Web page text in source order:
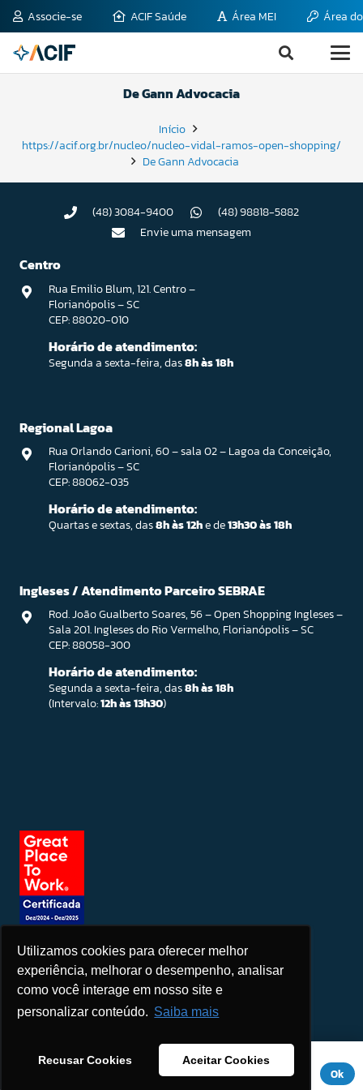
Utilizamos cookies para oferecer melhor
experiência, melhorar o desempenho, analisar
como você interage em nosso site e
personalizar conteúdo. Saiba mais
Recusar Cookies Aceitar Cookies
Associe-se ACIF Saúde Área MEI Área
De Gann Advocacia
Início
https://acif.org.br/nucleo/nucleo-vidal-ramos-open-shopping/
De Gann Advocacia
(48) 3084-9400
(48) 98818-5882
Envie uma mensagem
Centro
Rua Emilio Blum, 121. Centro –
Florianópolis – SC
CEP: 88020-010
Horário de atendimento:
Segunda a sexta-feira, das8h às 18h
Regional Lagoa
Rua Orlando Carioni, 60 – sala 02 – Lagoa da Conceição,
Florianópolis – SC
CEP: 88062-035
Horário de atendimento:
Quartas e sextas, das8h às 12he de13h30 às 18h
Ingleses / Atendimento Parceiro SEBRAE
Rod. João Gualberto Soares, 56 – Open Shopping Ingleses –
Sala 201. Ingleses do Rio Vermelho, Florianópolis – SC
CEP: 88058-300
Horário de atendimento:
Segunda a sexta-feira, das8h às 18h
(Intervalo:12h às 13h30)
Seja um patrocinador
Este site usa cookies para melhorar sua experiência. Se você
continuar a usar este site, você concorda com ele.Aviso de
Ok